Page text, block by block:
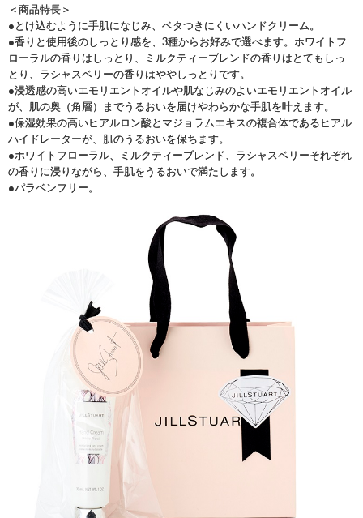
＜商品特長＞
●とけ込むように手肌になじみ、ベタつきにくいハンドクリーム。
●香りと使用後のしっとり感を、3種からお好みで選べます。ホワイトフ
ローラルの香りはしっとり、ミルクティーブレンドの香りはとてもしっ
とり、ラシャスベリーの香りはややしっとりです。
●浸透感の高いエモリエントオイルや肌なじみのよいエモリエントオイル
が、肌の奥（角層）までうるおいを届けやわらかな手肌を叶えます。
●保湿効果の高いヒアルロン酸とマジョラムエキスの複合体であるヒアル
ハイドレーターが、肌のうるおいを保ちます。
●ホワイトフローラル、ミルクティーブレンド、ラシャスベリーそれぞれ
の香りに浸りながら、手肌をうるおいで満たします。
●パラベンフリー。